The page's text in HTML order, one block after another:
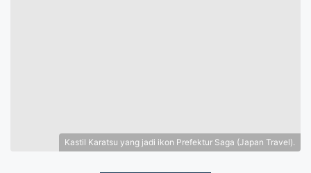
Kastil Karatsu yang jadi ikon Prefektur Saga (Japan Travel).